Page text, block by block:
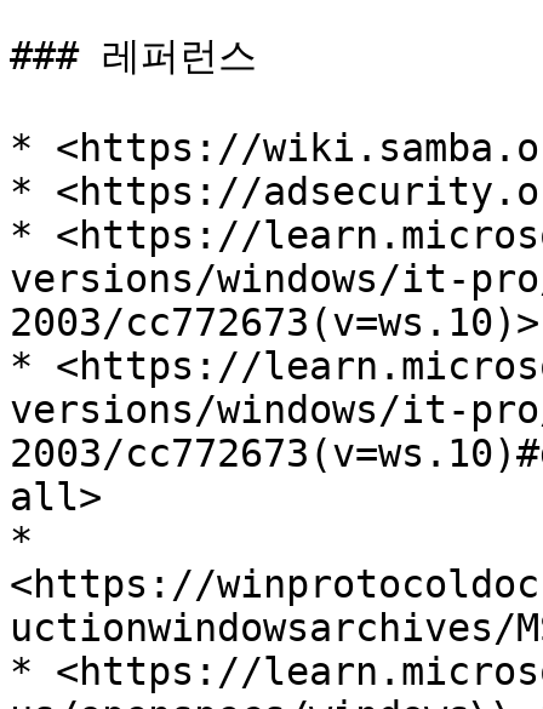
### 레퍼런스
* <https://
* <https://
* <https://
versions/windows/it-
2003/cc772673(v=ws.10)>
* <https://
versions/windows/it-
2003/
all>
*
<https://
uctionwindowsarchives/
* <https://